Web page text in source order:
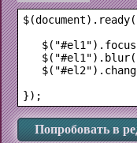
Попробовать в